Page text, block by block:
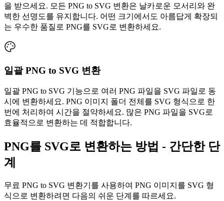
을 받으세요. 모든 PNG to SVG 변환은 날카로운 모서리와 완
벽한 선명도를 유지합니다. 어떤 크기에서도 아름답게 확장되
는 우수한 품질로 PNG를 SVG로 변환하세요.
일괄 PNG to SVG 변환
일괄 PNG to SVG 기능으로 여러 PNG 파일을 SVG 파일로 동
시에 변환하세요. PNG 이미지 폴더 전체를 SVG 형식으로 한
번에 처리하여 시간을 절약하세요. 많은 PNG 파일을 SVG로
효율적으로 변환하는 데 적합합니다.
PNG를 SVG로 변환하는 방법 - 간단한 단
계
무료 PNG to SVG 변환기를 사용하여 PNG 이미지를 SVG 형
식으로 변환하려면 다음의 쉬운 단계를 따르세요.